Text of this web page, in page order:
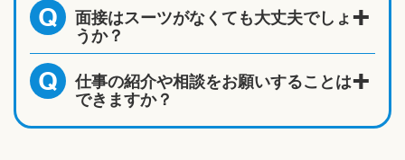
Q 面接はスーツがなくても大丈夫でしょ
うか？
Q 仕事の紹介や相談をお願いすることは
できますか？